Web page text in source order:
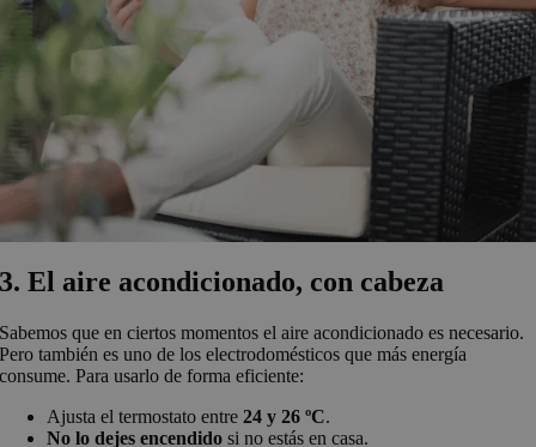
3. El aire acondicionado, con cabeza
Sabemos que en ciertos momentos el aire acondicionado es necesario.
Pero también es uno de los electrodomésticos que más energía
consume. Para usarlo de forma eficiente:
Ajusta el termostato entre24 y 26 ºC.
No lo dejes encendidosi no estás en casa.